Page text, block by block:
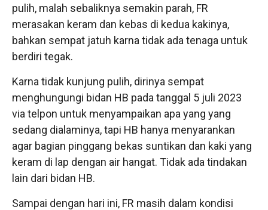
pulih, malah sebaliknya semakin parah, FR
merasakan keram dan kebas di kedua kakinya,
bahkan sempat jatuh karna tidak ada tenaga untuk
berdiri tegak.
Karna tidak kunjung pulih, dirinya sempat
menghungungi bidan HB pada tanggal 5 juli 2023
via telpon untuk menyampaikan apa yang yang
sedang dialaminya, tapi HB hanya menyarankan
agar bagian pinggang bekas suntikan dan kaki yang
keram di lap dengan air hangat. Tidak ada tindakan
lain dari bidan HB.
Sampai dengan hari ini, FR masih dalam kondisi